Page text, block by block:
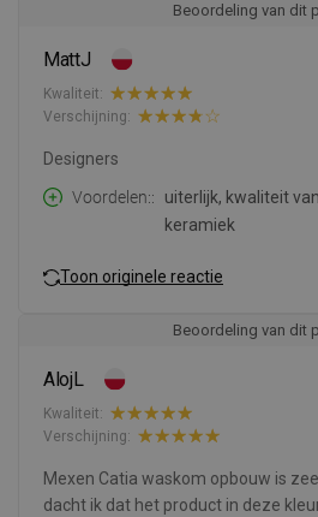
Beoordeling van dit
MattJ
Kwaliteit:
Verschijning:
Designers
Voordelen:
uiterlijk, kwaliteit van
keramiek
Toon originele reactie
Beoordeling van dit
AlojL
Kwaliteit:
Verschijning:
Mexen Catia waskom opbouw is
dacht ik dat het product in deze